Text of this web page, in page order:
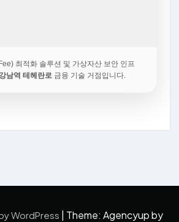
최적화 솔루션 및 가상자산 보안 인프
남역 테헤란로 금융 기술 거점입니다.
WordPress Theme: Agencyup by